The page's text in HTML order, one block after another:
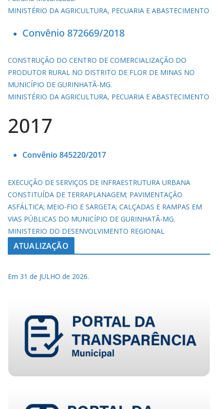
MINISTÉRIO DA AGRICULTURA, PECUARIA E ABASTECIMENTO
Convênio 872669/2018
CONSTRUÇÃO DO CENTRO DE COMERCIALIZAÇÃO DO
PRODUTOR RURAL NO DISTRITO DE FLOR DE MINAS NO
MUNICÍPIO DE GURINHATÃ-MG.
MINISTÉRIO DA AGRICULTURA, PECUARIA E ABASTECIMENTO
2017
Convênio 845220/2017
EXECUÇÃO DE SERVIÇOS DE INFRAESTRUTURA URBANA
CONSTITUÍDA DE TERRAPLANAGEM; PAVIMENTAÇÃO
ASFÁLTICA; MEIO-FIO E SARGETA; CALÇADAS E RAMPAS EM
VIAS PÚBLICAS DO MUNICÍPIO DE GURINHATÃ-MG.
MINISTERIO DO DESENVOLVIMENTO REGIONAL
ATUALIZAÇÃO
Em 31 de JULHO de 2026.